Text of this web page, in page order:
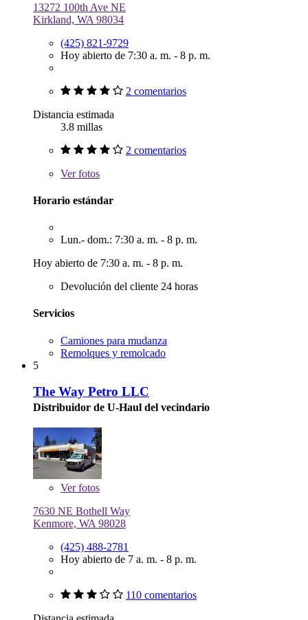
13272 100th Ave NE
Kirkland, WA 98034
(425) 821-9729
Hoy abierto de 7:30 a. m. - 8 p. m.
2 comentarios
Distancia estimada
3.8 millas
2 comentarios
Verfotos
Horario estándar
Lun.- dom.: 7:30 a. m. - 8 p. m.
Hoy abierto de 7:30 a. m. - 8 p. m.
Devolución del cliente 24 horas
Servicios
Camiones para mudanza
Remolques y remolcado
5
The Way Petro LLC
Distribuidor de U-Haul del vecindario
Verfotos
7630 NE Bothell Way
Kenmore, WA 98028
(425) 488-2781
Hoy abierto de 7 a. m. - 8 p. m.
110 comentarios